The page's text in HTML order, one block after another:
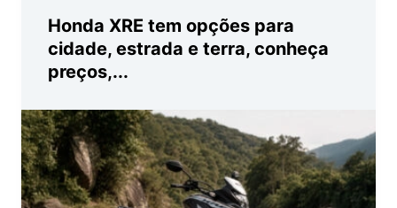
Honda XRE tem opções para
cidade, estrada e terra, conheça
preços,...